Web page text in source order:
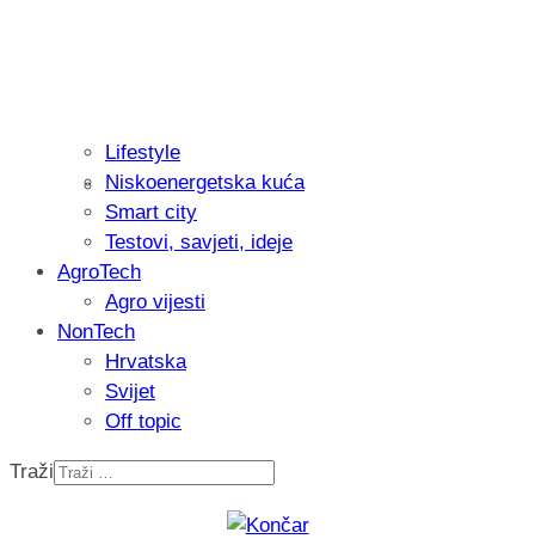
Isprobali smo: Thermostar
Recenzija: Einhell Professional CP-
Lifestyle
Niskoenergetska kuća
Smart city
Testovi, savjeti, ideje
AgroTech
Agro vijesti
NonTech
Hrvatska
Svijet
Off topic
Traži